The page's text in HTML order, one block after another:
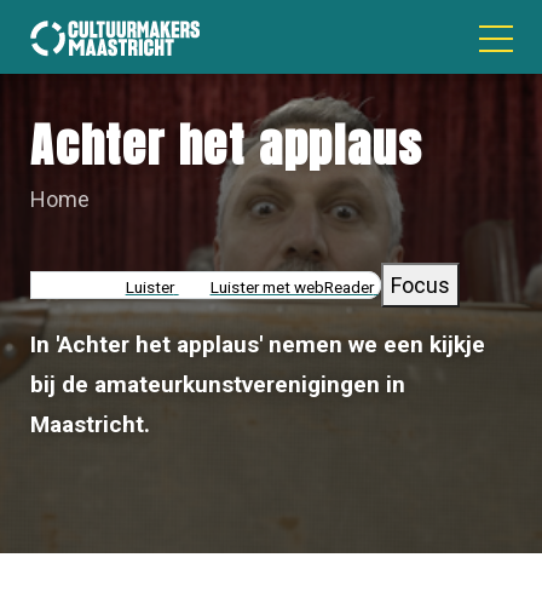
Achter het applaus
KRUIMELPAD
Home
Luister Luister met webReader Focus
In 'Achter het applaus' nemen we een kijkje
bij de amateurkunstverenigingen in
Maastricht.